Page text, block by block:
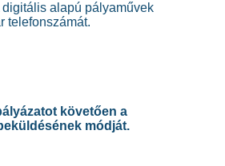
alapú pályaművek
telefonszámát.
követően a
módját.